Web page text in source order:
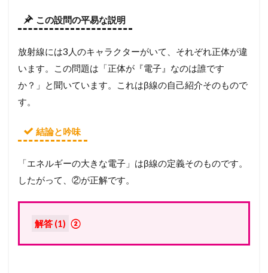
この設問の平易な説明
放射線には3人のキャラクターがいて、それぞれ正体が違
います。この問題は「正体が『電子』なのは誰です
か？」と聞いています。これはβ線の自己紹介そのもので
す。
結論と吟味
「エネルギーの大きな電子」はβ線の定義そのものです。
したがって、②が正解です。
解答 (1) ②